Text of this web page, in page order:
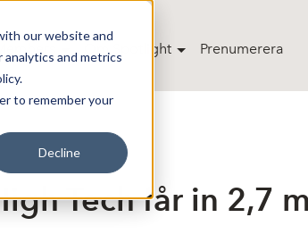
our website and
and metrics
to remember your
Decline
Om Spotlight Prenumerera
Tech får in 2,7